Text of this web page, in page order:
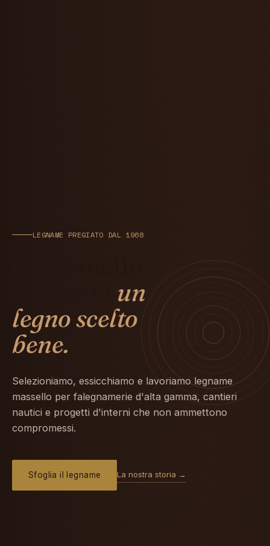
LEGNAME PREGIATO DAL 1968
un
legno scelto
bene.
Selezioniamo, essicchiamo e lavoriamo legname
massello per falegnamerie d'alta gamma, cantieri
nautici e progetti d'interni che non ammettono
compromessi.
Sfoglia il legname La nostra storia →